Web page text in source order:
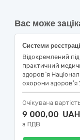
Вас може
Відокремлений
практичний
здоров`я
охорони здоров’я
Очікувана
9 000,00 UAH
з ПДВ